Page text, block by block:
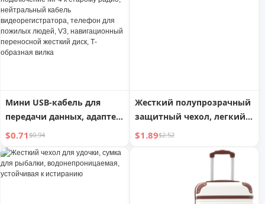
автомобильный
видеорегистратор,
камера, телефон для
пожилых людей, кабель
Мини USB-кабель для
передачи данных, адаптер
MP3, автомобильное
зарядное устройство,
подключение MP4 к
старому радио,
$0.71$0.94
Жесткий полупрозрачный
защитный чехол, легкий,
в стиле normcore для Apple
$1.89$2.52